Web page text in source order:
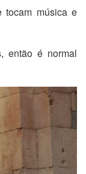
tocam música e
então é normal